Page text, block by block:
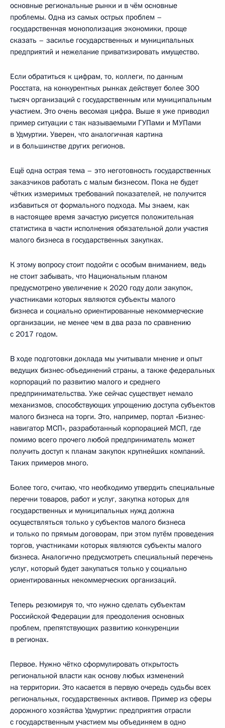
основные региональные рынки и в чём основные
проблемы. Одна из самых острых проблем –
государственная монополизация экономики, проще
сказать – засилье государственных и муниципальных
предприятий и нежелание приватизировать имущество.
Если обратиться к цифрам, то, коллеги, по данным
Росстата, на конкурентных рынках действует более 300
тысяч организаций с государственным или муниципальным
участием. Это очень весомая цифра. Выше я уже приводил
пример ситуации с так называемыми ГУПами и МУПами
в Удмуртии. Уверен, что аналогичная картина
и в большинстве других регионов.
Ещё одна острая тема – это неготовность государственных
заказчиков работать с малым бизнесом. Пока не будет
чётких измеримых требований показателей, не получится
избавиться от формального подхода. Мы знаем, как
в настоящее время зачастую рисуется положительная
статистика в части исполнения обязательной доли участия
малого бизнеса в государственных закупках.
К этому вопросу стоит подойти с особым вниманием, ведь
не стоит забывать, что Национальным планом
предусмотрено увеличение к 2020 году доли закупок,
участниками которых являются субъекты малого
бизнеса и социально ориентированные некоммерческие
организации, не менее чем в два раза по сравнению
с 2017 годом.
В ходе подготовки доклада мы учитывали мнение и опыт
ведущих бизнес-объединений страны, а также федеральных
корпораций по развитию малого и среднего
предпринимательства. Уже сейчас существует немало
механизмов, способствующих упрощению доступа субъектов
малого бизнеса на торги. Это, например, портал «Бизнес-
навигатор МСП», разработанный корпорацией МСП, где
помимо всего прочего любой предприниматель может
получить доступ к планам закупок крупнейших компаний.
Таких примеров много.
Более того, считаю, что необходимо утвердить специальные
перечни товаров, работ и услуг, закупка которых для
государственных и муниципальных нужд должна
осуществляться только у субъектов малого бизнеса
и только по прямым договорам, при этом путём проведения
торгов, участниками которых являются субъекты малого
бизнеса. Аналогично предусмотреть специальный перечень
услуг, который будет закупаться только у социально
ориентированных некоммерческих организаций.
Теперь резюмируя то, что нужно сделать субъектам
Российской Федерации для преодоления основных
проблем, препятствующих развитию конкуренции
в регионах.
Первое. Нужно чётко сформулировать открытость
региональной власти как основу любых изменений
на территории. Это касается в первую очередь судьбы всех
региональных, государственных активов. Пример из сферы
дорожного хозяйства Удмуртии: предприятия отрасли
с государственным участием мы объединяем в одно